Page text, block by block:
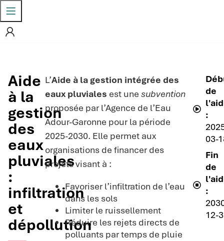
Aide
à la
gestion
des
eaux
pluviales
:
infiltration
et
dépollution
L’Aide à la gestion intégrée des
eaux pluviales est une subvention
proposée par l’Agence de l’Eau
Adour-Garonne pour la période
2025-2030. Elle permet aux
organisations de financer des
projets visant à :
Favoriser l’infiltration de l’eau
dans les sols
Limiter le ruissellement
Réduire les rejets directs de
polluants par temps de pluie
de
:
03-
Fin
de
:
12-